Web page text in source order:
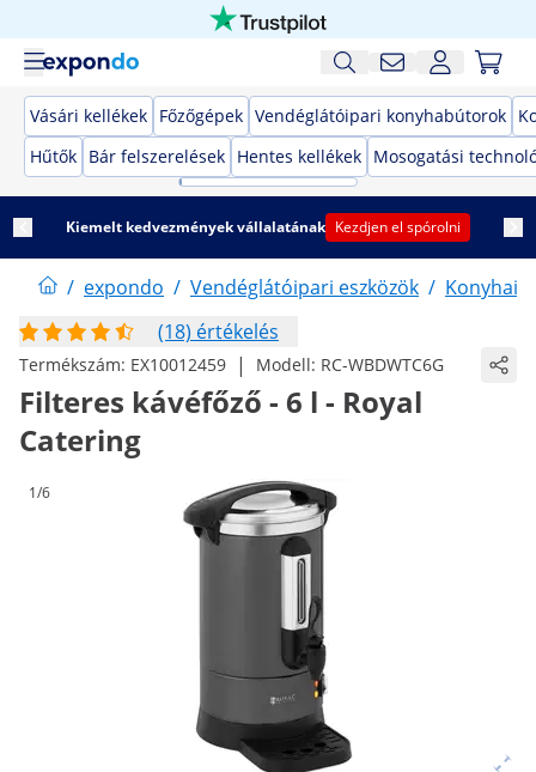
Vásári kellékek Főzőgépek Vendéglátóipari konyhabútorok
Hűtők Bár felszerelések Hentes kellékek Mosogatási
Kiemelt kedvezmények vállalatának Kezdjen el spórolni
/ expondo / Vendéglátóipari eszközök / Konyhai
(18) értékelés
Termékszám: EX10012459 | Modell: RC-WBDWTC6G
Filteres kávéfőző - 6 l - Royal
Catering
1/6